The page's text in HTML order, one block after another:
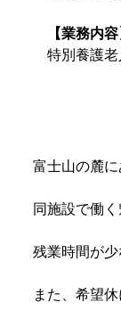
【業務内容
特別養護
富士山の麓
同施設で働
残業時間が
また、希望